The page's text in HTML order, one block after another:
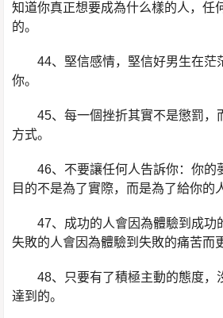
知道你真正想要成為什么樣的人，任
的。
44、堅信感情，堅信好男生在茫
你。
45、每一個挫折其實不是懲罰，
方式。
46、不要讓任何人告訴你：你的
目的不是為了實際，而是為了給你的
47、成功的人會因為體驗到成功
失敗的人會因為體驗到失敗的痛苦而
48、只要有了積極主動的態度，
達到的。